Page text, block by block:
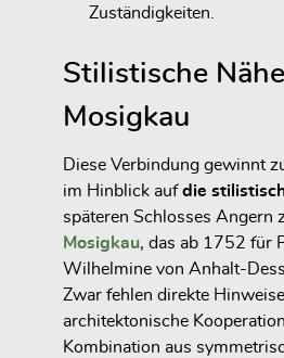
Zuständigkeiten.
Stilistische
Mosigkau
Diese Verbindung gewinnt
im Hinblick aufdie
späteren Schlosses Angern
Mosigkau, das ab 1752 für
Wilhelmine von Anhalt-
Zwar fehlen direkte
architektonische
Kombination aus